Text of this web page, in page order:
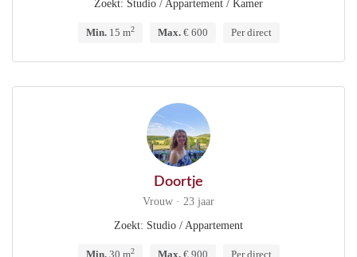
Zoekt: Studio / Appartement / Kamer
Min.15 m2 Max.€ 600 Per direct
Doortje
Vrouw · 23 jaar
Zoekt: Studio / Appartement
Min.30 m2 Max.€ 900 Per direct